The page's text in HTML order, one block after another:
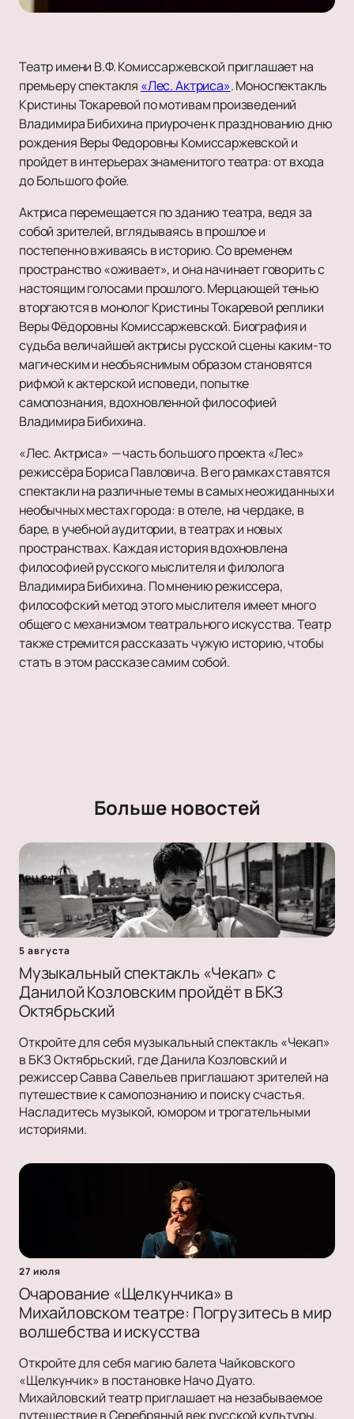
Театр имени В.Ф. Комиссаржевской приглашает на
премьеру спектакля «Лес. Актриса». Моноспектакль
Кристины Токаревой по мотивам произведений
Владимира Бибихина приурочен к празднованию дню
рождения Веры Федоровны Комиссаржевской и
пройдет в интерьерах знаменитого театра: от входа
до Большого фойе.
Актриса перемещается по зданию театра, ведя за
собой зрителей, вглядываясь в прошлое и
постепенно вживаясь в историю. Со временем
пространство «оживает», и она начинает говорить с
настоящим голосами прошлого. Мерцающей тенью
вторгаются в монолог Кристины Токаревой реплики
Веры Фёдоровны Комиссаржевской. Биография и
судьба величайшей актрисы русской сцены каким-то
магическим и необъяснимым образом становятся
рифмой к актерской исповеди, попытке
самопознания, вдохновленной философией
Владимира Бибихина.
«Лес. Актриса» — часть большого проекта «Лес»
режиссёра Бориса Павловича. В его рамках ставятся
спектакли на различные темы в самых неожиданных и
необычных местах города: в отеле, на чердаке, в
баре, в учебной аудитории, в театрах и новых
пространствах. Каждая история вдохновлена
философией русского мыслителя и филолога
Владимира Бибихина. По мнению режиссера,
философский метод этого мыслителя имеет много
общего с механизмом театрального искусства. Театр
также стремится рассказать чужую историю, чтобы
стать в этом рассказе самим собой.
Больше новостей
5 августа
Музыкальный спектакль «Чекап» с
Данилой Козловским пройдёт в БКЗ
Октябрьский
Откройте для себя музыкальный спектакль «Чекап»
в БКЗ Октябрьский, где Данила Козловский и
режиссер Савва Савельев приглашают зрителей на
путешествие к самопознанию и поиску счастья.
Насладитесь музыкой, юмором и трогательными
историями.
27 июля
Очарование «Щелкунчика» в
Михайловском театре: Погрузитесь в мир
волшебства и искусства
Откройте для себя магию балета Чайковского
«Щелкунчик» в постановке Начо Дуато.
Михайловский театр приглашает на незабываемое
путешествие в Серебряный век русской культуры,